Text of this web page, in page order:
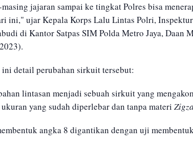
jajaran sampai ke tingkat Polres bisa
ini," ujar Kepala Korps Lalu Lintas Polri,
di Kantor Satpas SIM Polda Metro Jaya, Daan
detail perubahan sirkuit tersebut:
lintasan menjadi sebuah sirkuit yang
yang sudah diperlebar dan tanpa materi
angka 8 digantikan dengan uji